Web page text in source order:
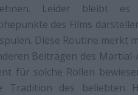
Leider bleibt es
des Films
Diese Routine merkt
Beiträgen des
für solche Rollen
Tradition des beliebten